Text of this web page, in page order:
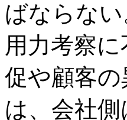
ばならな
用力考察
促や顧客
は、会社